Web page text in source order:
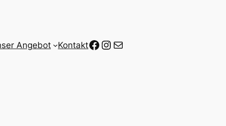
Angebot KontaktFacebook
Instagram
E-Mail